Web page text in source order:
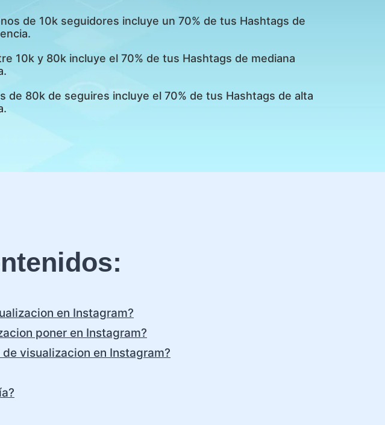
de 10k seguidores incluye un 70% de tus Hashtags de
10k y 80k incluye el 70% de tus Hashtags de mediana
de 80k de seguires incluye el 70% de tus Hashtags de alta
en Instagram?
poner en Instagram?
visualizacion en Instagram?